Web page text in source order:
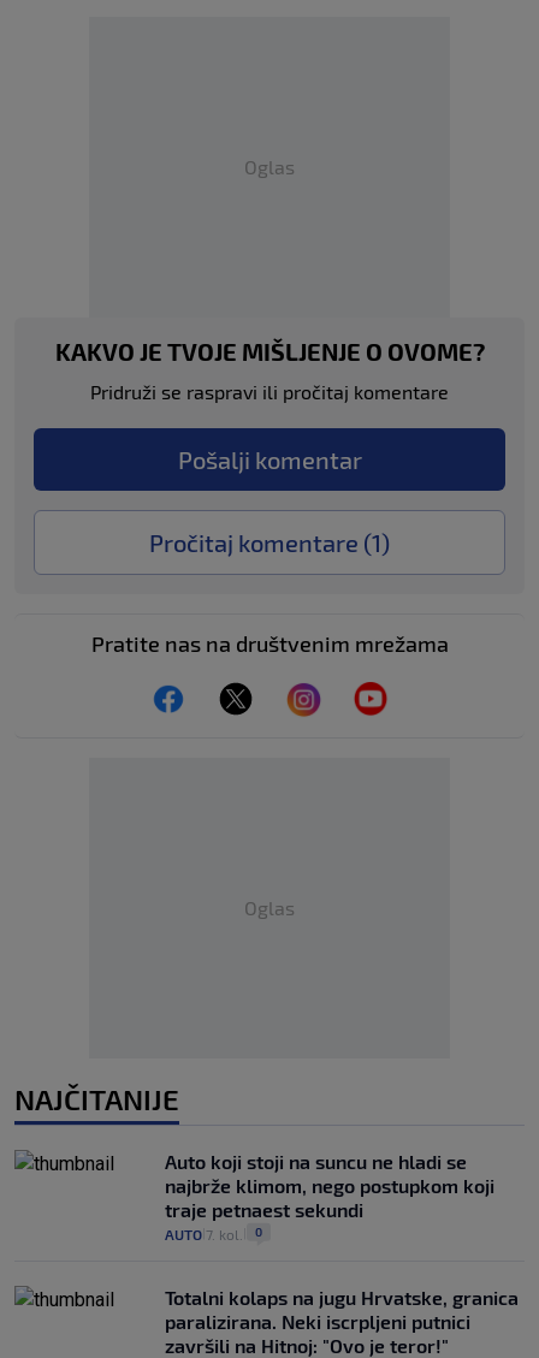
Oglas
KAKVO JE TVOJE MIŠLJENJE O OVOME?
Pridruži se raspravi ili pročitaj komentare
Pošalji komentar
Pročitaj komentare (1)
Pratite nas na društvenim mrežama
Oglas
NAJČITANIJE
Auto koji stoji na suncu ne hladi se
najbrže klimom, nego postupkom koji
traje petnaest sekundi
AUTO 7. kol. 0
Totalni kolaps na jugu Hrvatske, granica
paralizirana. Neki iscrpljeni putnici
završili na Hitnoj: "Ovo je teror!"